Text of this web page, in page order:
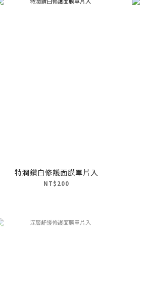
特潤鑽白修護面膜單片入
NT$200